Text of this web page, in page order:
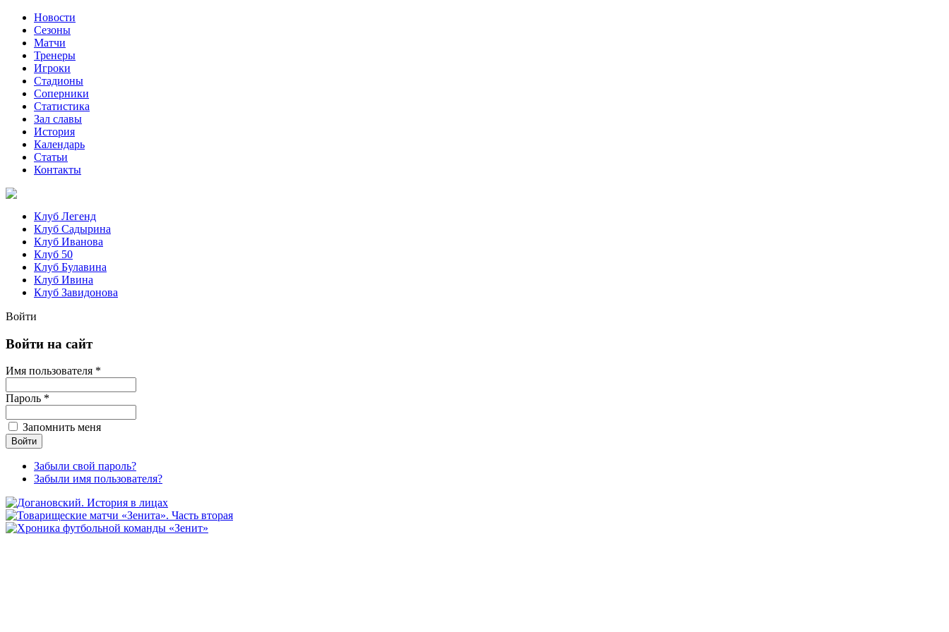
Новости
Сезоны
Матчи
Тренеры
Игроки
Стадионы
Соперники
Статистика
Зал славы
История
Календарь
Статьи
Контакты
Клуб Легенд
Клуб Садырина
Клуб Иванова
Клуб 50
Клуб Булавина
Клуб Ивина
Клуб Завидонова
Войти
Войти на сайт
Имя пользователя *
Пароль *
Запомнить меня
Забыли свой пароль?
Забыли имя пользователя?